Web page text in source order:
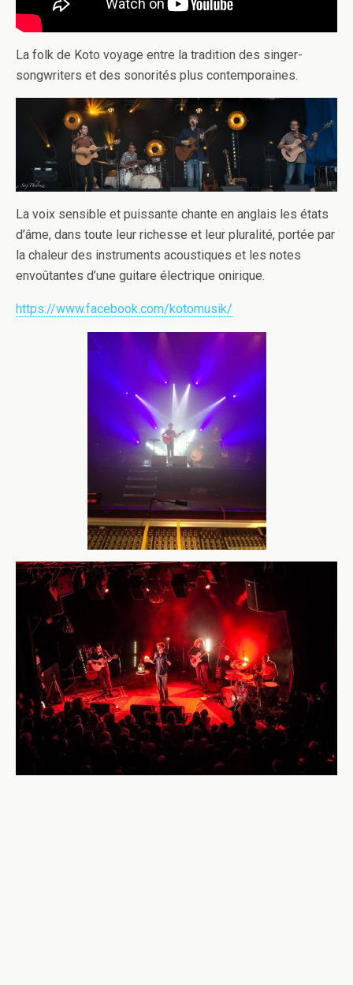
La folk de Koto voyage entre la tradition des singer-
songwriters et des sonorités plus contemporaines.
La voix sensible et puissante chante en anglais les états
d’âme, dans toute leur richesse et leur pluralité, portée par
la chaleur des instruments acoustiques et les notes
envoûtantes d’une guitare électrique onirique.
https://www.facebook.com/kotomusik/